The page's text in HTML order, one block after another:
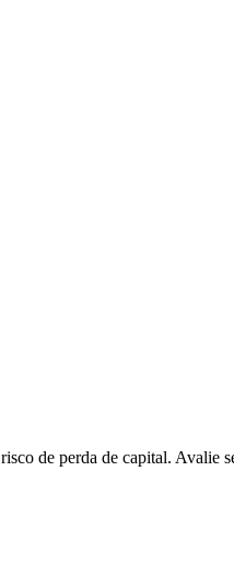
de perda de capital. Avalie